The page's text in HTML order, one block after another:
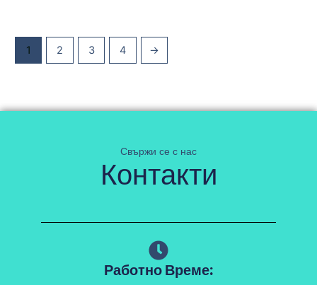
1 2 3 4 →
Свържи се с нас
Контакти
Работно Време: